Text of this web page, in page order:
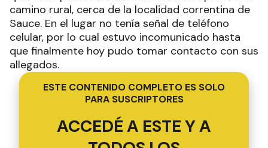
camino rural, cerca de la localidad correntina de
Sauce. En el lugar no tenía señal de teléfono
celular, por lo cual estuvo incomunicado hasta
que finalmente hoy pudo tomar contacto con sus
allegados.
ESTE CONTENIDO COMPLETO ES SOLO
PARA SUSCRIPTORES
ACCEDÉ A ESTE Y A